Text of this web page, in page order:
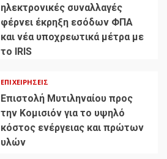
ηλεκτρονικές συναλλαγές
φέρνει έκρηξη εσόδων ΦΠΑ
και νέα υποχρεωτικά μέτρα με
το IRIS
ΕΠΙΧΕΙΡΉΣΕΙΣ
Επιστολή Μυτιληναίου προς
την Κομισιόν για το υψηλό
κόστος ενέργειας και πρώτων
υλών